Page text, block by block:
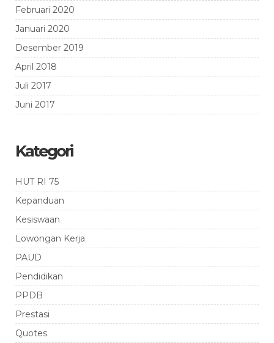
Februari 2020
Januari 2020
Desember 2019
April 2018
Juli 2017
Juni 2017
Kategori
HUT RI 75
Kepanduan
Kesiswaan
Lowongan Kerja
PAUD
Pendidikan
PPDB
Prestasi
Quotes